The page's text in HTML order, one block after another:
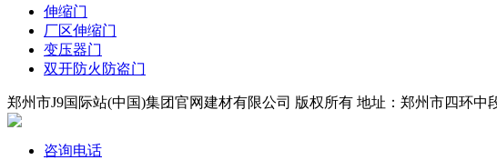
伸缩门
厂区伸缩门
变压器门
双开防火防盗门
郑州市J9国际站(中国)集团官网建材有限公司 版权所有 地址：郑州市四环中
咨询电话